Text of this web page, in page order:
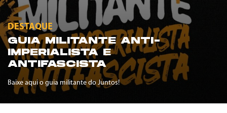
DESTAQUE
GUIA MILITANTE ANTI-
IMPERIALISTA E
ANTIFASCISTA
Baixe aqui o guia militante do Juntos!